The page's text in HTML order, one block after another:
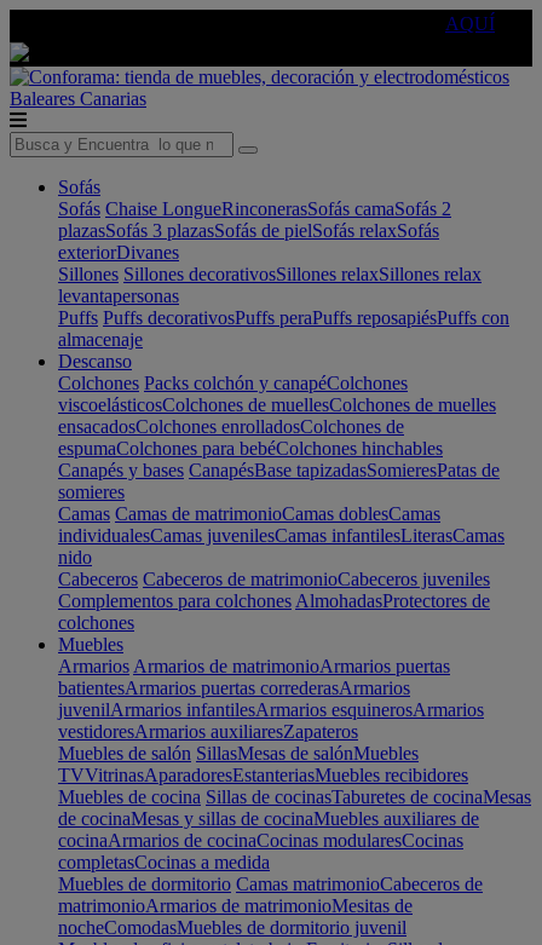
AQUÍ
Baleares Canarias
Sofás
Sofás Chaise LongueRinconerasSofás camaSofás 2
plazasSofás 3 plazasSofás de pielSofás relaxSofás
exteriorDivanes
Sillones Sillones decorativosSillones relaxSillones relax
levantapersonas
Puffs Puffs decorativosPuffs peraPuffs reposapiésPuffs con
almacenaje
Descanso
Colchones Packs colchón y canapéColchones
viscoelásticosColchones de muellesColchones de muelles
ensacadosColchones enrolladosColchones de
espumaColchones para bebéColchones hinchables
Canapés y bases CanapésBase tapizadasSomieresPatas de
somieres
Camas Camas de matrimonioCamas doblesCamas
individualesCamas juvenilesCamas infantilesLiterasCamas
nido
Cabeceros Cabeceros de matrimonioCabeceros juveniles
Complementos para colchones AlmohadasProtectores de
colchones
Muebles
Armarios Armarios de matrimonioArmarios puertas
batientesArmarios puertas correderasArmarios
juvenilArmarios infantilesArmarios esquinerosArmarios
vestidoresArmarios auxiliaresZapateros
Muebles de salón SillasMesas de salónMuebles
TVVitrinasAparadoresEstanteriasMuebles recibidores
Muebles de cocina Sillas de cocinasTaburetes de cocinaMesas
de cocinaMesas y sillas de cocinaMuebles auxiliares de
cocinaArmarios de cocinaCocinas modularesCocinas
completasCocinas a medida
Muebles de dormitorio Camas matrimonioCabeceros de
matrimonioArmarios de matrimonioMesitas de
nocheComodasMuebles de dormitorio juvenil